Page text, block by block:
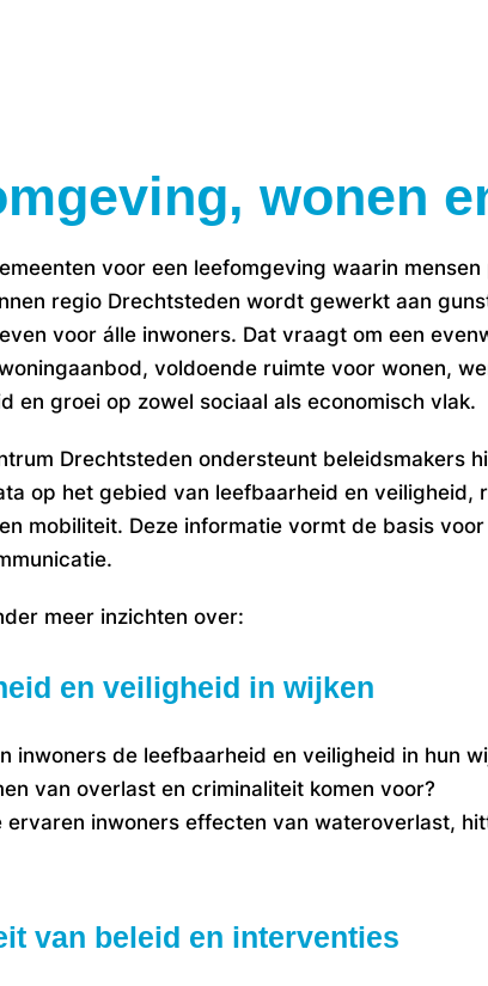
wonen
voor een leefomgeving waarin
regio Drechtsteden wordt gewerkt aan
voor álle inwoners. Dat vraagt om een
voldoende ruimte voor wonen,
en groei op zowel sociaal als economisch vlak.
Drechtsteden ondersteunt beleidsmakers
op het gebied van leefbaarheid en veiligheid,
mobiliteit. Deze informatie vormt de basis
meer inzichten over:
en veiligheid in wijken
inwoners de leefbaarheid en veiligheid in hun
van overlast en criminaliteit komen voor?
ervaren inwoners effecten van wateroverlast,
van beleid en interventies